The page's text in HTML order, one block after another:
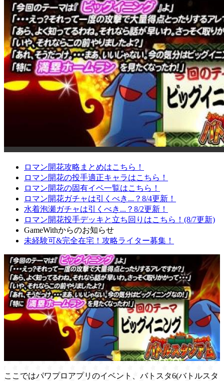
ロマン開花攻略まとめはこちら！
ロマン開花の投手適正キャラはこちら！
ロマン開花の固有イベ一覧はこちら！
ロマン開花ガチャは引くべき...？8/4更新！
水着泡瀬ガチャは引くべき...？8/2更新！
ロマン開花投手デッキと立ち回りはこちら！(8/7更新)
GameWithからのお知らせ
未経験可&完全在宅！攻略ライター募集！
ここではパワプロアプリのイベント、バトスタ6(バトルスタ